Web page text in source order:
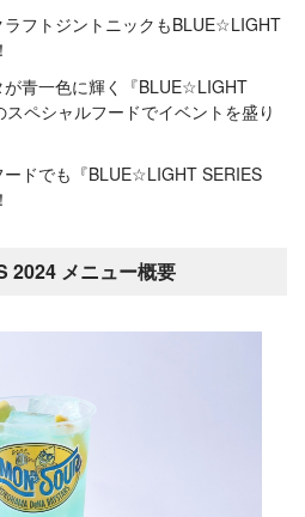
フトジントニックもBLUE☆LIGHT
青一色に輝く『BLUE☆LIGHT
ペシャルフードでイベントを盛り
ドでも『BLUE☆LIGHT SERIES
2024 メニュー概要